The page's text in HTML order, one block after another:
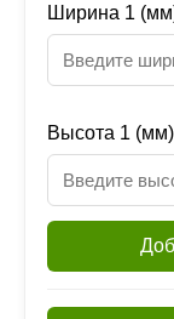
Ширина 1
Высота 1